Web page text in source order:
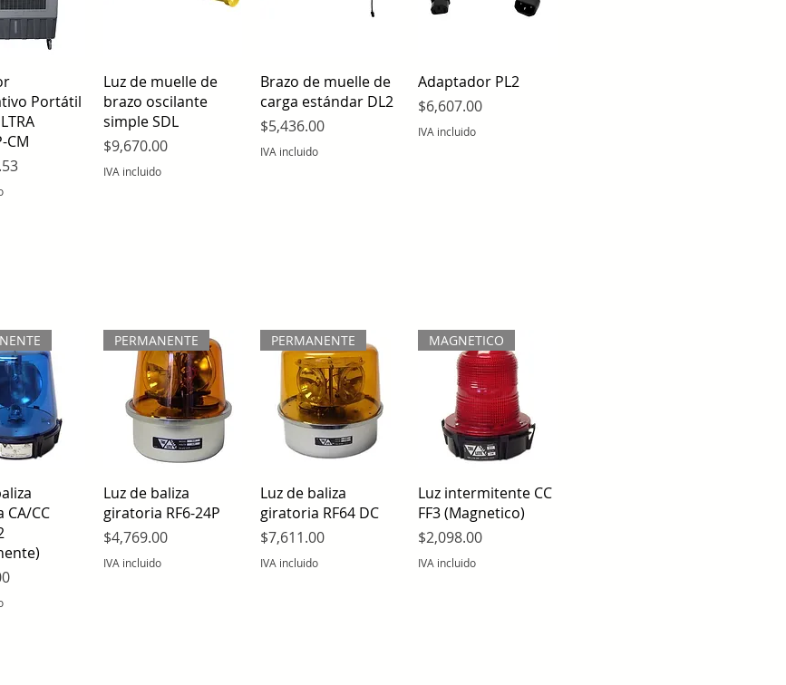
rápida
Portátil
CM
Vista rápida
Luz de muelle de
brazo oscilante
simple SDL
Precio
$9,670.00
IVA incluido
Vista rápida
Brazo de muelle de
carga estándar DL2
Precio
$5,436.00
IVA incluido
Vista rápida
Adaptador PL2
Precio
$6,607.00
IVA incluido
rápida
CC
Vista rápida
PERMANENTE
Luz de baliza
giratoria RF6-24P
Precio
$4,769.00
IVA incluido
Vista rápida
PERMANENTE
Luz de baliza
giratoria RF64 DC
Precio
$7,611.00
IVA incluido
Vista rápida
MAGNETICO
Luz intermitente CC
FF3 (Magnetico)
Precio
$2,098.00
IVA incluido